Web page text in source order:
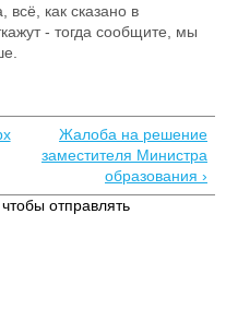
как сказано в
- тогда сообщите, мы
Жалоба на решение
заместителя Министра
образования ›
, чтобы отправлять